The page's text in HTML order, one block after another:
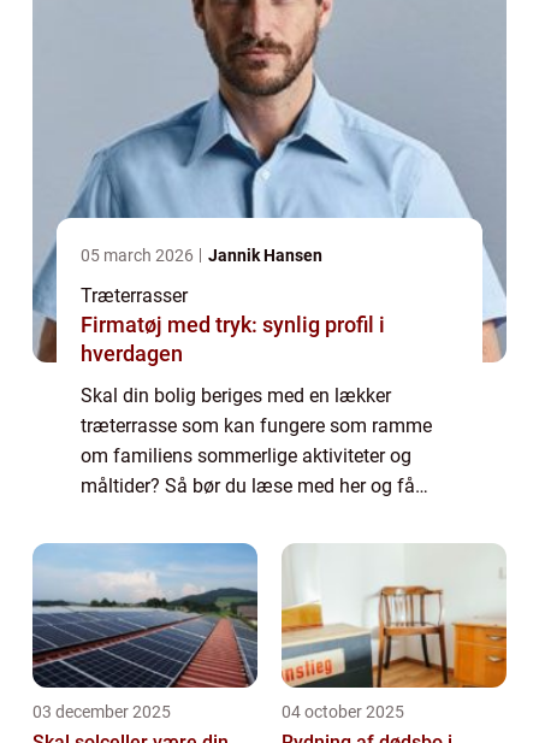
05 march 2026 Jannik Hansen
Træterrasser
Firmatøj med tryk: synlig profil i
hverdagen
Skal din bolig beriges med en lækker
træterrasse som kan fungere som ramme
om familiens sommerlige aktiviteter og
måltider? Så bør du læse med her og få
for at f&a...
03 december 2025 04 october 2025